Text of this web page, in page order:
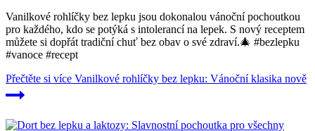
Vanilkové rohlíčky bez lepku jsou dokonalou vánoční pochoutkou
pro každého, kdo se potýká s intolerancí na lepek. S nový receptem
můžete si dopřát tradiční chuť bez obav o své zdraví.🎄 #bezlepku
#vanoce #recept
Přečtěte si více Vanilkové rohlíčky bez lepku: Vánoční klasika nově